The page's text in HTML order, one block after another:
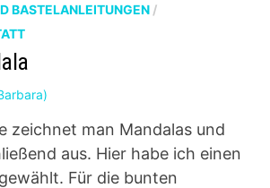
BASTELANLEITUNGEN/
zeichnet man Mandalas und
aus. Hier habe ich einen
Für die bunten